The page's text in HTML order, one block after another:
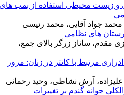
و زیست ‌محیطی استفاده از بمب های
جواد آقایی، محمد رئیسی
های نظامی
مقدم، ساناز زرگر بالای جمع،
مرتبط با کاتتر در زنان: مرور
علیزاده، آرش نشاطی، وحید رحمانی
جوانه گندم بر تغییرات